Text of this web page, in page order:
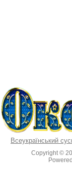
Всеукраїнський
Copyright ©